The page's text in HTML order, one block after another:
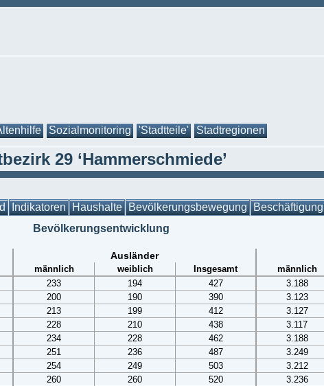
Sozialmonitoring 'Stadtteile' Stadtregionen
29 ‘Hammerschmiede’
Indikatoren Haushalte Bevölkerungsbewegung Beschäftigung
Bevölkerungsentwicklung
Ausländer
männlich weiblich Insgesamt männlich
233 194 427 3.188
200 190 390 3.123
213 199 412 3.127
228 210 438 3.117
234 228 462 3.188
251 236 487 3.249
254 249 503 3.212
260 260 520 3.236